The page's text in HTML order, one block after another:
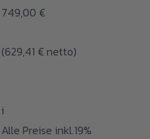
749,00 €
(629,41 € netto)
i
Alle Preise inkl.19%